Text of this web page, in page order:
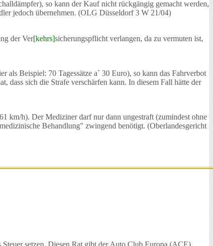
so kann der Kauf nicht rückgängig gemacht werden,
jedoch übernehmen. (OLG Düsseldorf 3 W 21/04)
der Ver[kehrs]sicherungspflicht verlangen, da zu vermuten ist,
Beispiel: 70 Tagessätze a` 30 Euro), so kann das Fahrverbot
dass sich die Strafe verschärfen kann. In diesem Fall hätte der
km/h). Der Mediziner darf nur dann ungestraft (zumindest ohne
Behandlung" zwingend benötigt. (Oberlandesgericht
setzen. Diesen Rat gibt der Auto Club Europa (ACE).